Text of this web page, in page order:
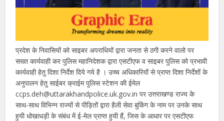
प्रदेश के निवासियों को साइबर अपराधियों द्वारा जनता से ठगी करने वालो पर
सख्त कार्यवाही कर पुलिस महानिदेशक द्वारा एसटीएफ व साइबर पुलिस को प्रभावी
कार्यवाही हेतु दिशा निर्देश दिये गये है । उच्च अधिकारियों से प्राप्त दिशा निर्देशों के
अनुपालन हेतु साईबर क्राईम पुलिस स्टेशन की ईमेल
ccps.deh@uttarakhandpolice.uk.gov.in पर उत्तराखण्ड राज्य के
साथ-साथ विभिन्न राज्यों से पीड़ितों द्वारा हैली सेवा बुकिंग के नाम पर उनके साथ
हुयी धोखाधड़ी के संबंध में ई-मेल प्राप्त हुयी हैं, जिस के आधार पर एसटीएफ